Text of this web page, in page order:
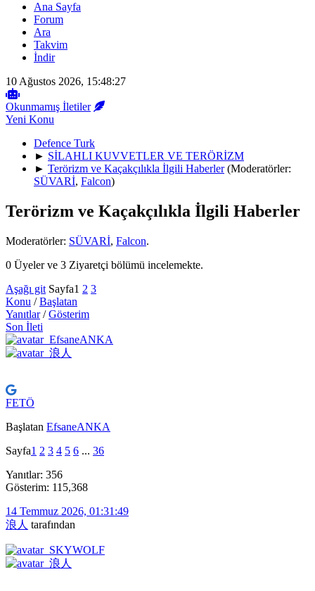
Ana Sayfa
Forum
Ara
Takvim
İndir
10 Ağustos 2026, 15:48:27
Okunmamış İletiler
Yeni Konu
Defence Turk
► SİLAHLI KUVVETLER VE TERÖRİZM
► Terörizm ve Kaçakçılıkla İlgili Haberler (Moderatörler:
SÜVARİ, Falcon)
Terörizm ve Kaçakçılıkla İlgili Haberler
Moderatörler: SÜVARİ, Falcon.
0 Üyeler ve 3 Ziyaretçi bölümü incelemekte.
Aşağı git Sayfa1 2 3
Konu /Başlatan
Yanıtlar/Gösterim
Son İleti
FETÖ
Başlatan EfsaneANKA
Sayfa1 2 3 4 5 6 ... 36
Yanıtlar: 356
Gösterim: 115,368
14 Temmuz 2026, 01:31:49
浪人 tarafından